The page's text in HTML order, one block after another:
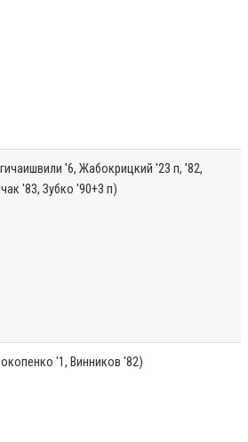
'6, Жабокрицкий '23 п, '82,
'83, Зубко '90+3 п)
'1, Винников '82)